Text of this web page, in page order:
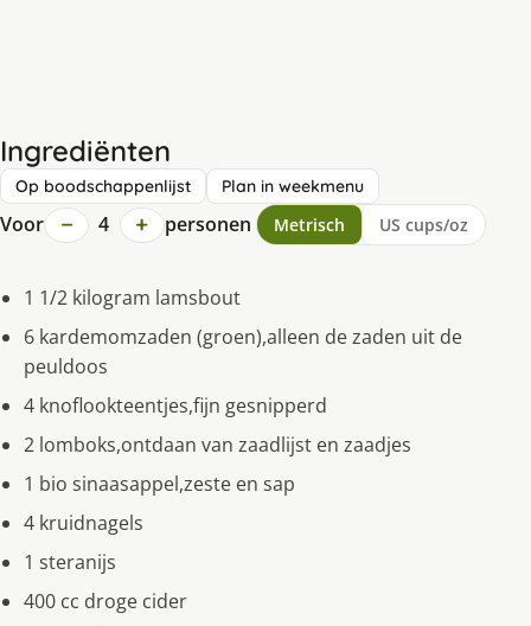
Ingrediënten
Op boodschappenlijst Plan in weekmenu
Voor − 4 + personen Metrisch US cups/oz
1 1/2 kilogram lamsbout
6 kardemomzaden (groen),alleen de zaden uit de
peuldoos
4 knoflookteentjes,fijn gesnipperd
2 lomboks,ontdaan van zaadlijst en zaadjes
1 bio sinaasappel,zeste en sap
4 kruidnagels
1 steranijs
400 cc droge cider